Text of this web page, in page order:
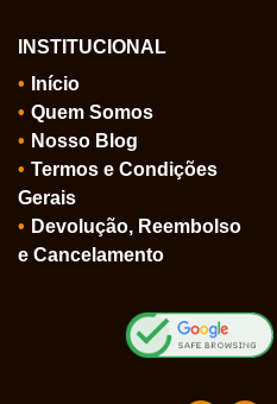
INSTITUCIONAL
Início
Quem Somos
Nosso Blog
Termos e Condições
Gerais
Devolução, Reembolso
e Cancelamento